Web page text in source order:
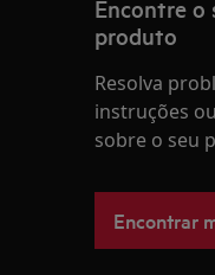
Encontre o
produto
Resolva
instruções
sobre o seu
Encontrar